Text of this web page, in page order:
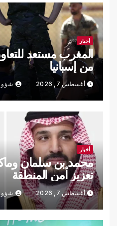
أخبار
المغرب مستعد
من إسبانيا
أغسطس 7, 2026
أخبار
محمد بن سلمان
تعزيز أمن المنطقة
أغسطس 7, 2026